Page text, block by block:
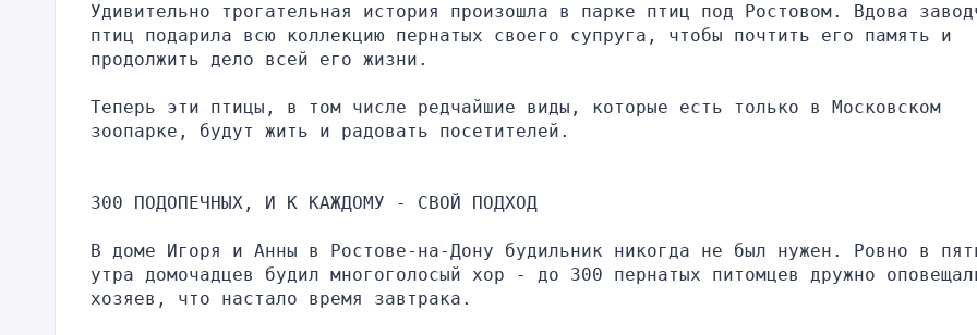
Удивительно трогательная история произошла в парке птиц под Ростовом. Вдова
птиц подарила всю коллекцию пернатых своего супруга, чтобы почтить его память и
продолжить дело всей его жизни.
Теперь эти птицы, в том числе редчайшие виды, которые есть только в Московском
зоопарке, будут жить и радовать посетителей.
300 ПОДОПЕЧНЫХ, И К КАЖДОМУ - СВОЙ ПОДХОД
В доме Игоря и Анны в Ростове-на-Дону будильник никогда не был нужен. Ровно в
утра домочадцев будил многоголосый хор - до 300 пернатых питомцев дружно
хозяев, что настало время завтрака.